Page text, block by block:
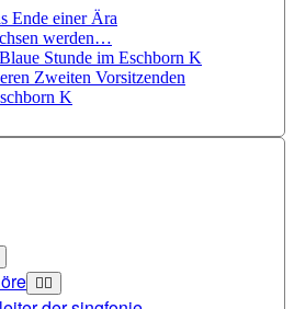
Ende einer Ära
werden…
Stunde im Eschborn K
Zweiten Vorsitzenden
K